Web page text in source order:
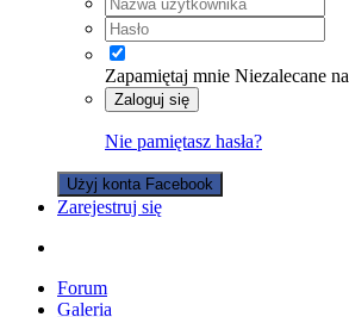
Zapamiętaj mnie Niezalecane
Zaloguj się
Nie pamiętasz hasła?
Użyj konta Facebook
Zarejestruj się
Forum
Galeria